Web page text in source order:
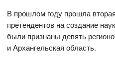
В прошлом году прошла
претендентов на создание
были признаны девять
и Архангельская область.